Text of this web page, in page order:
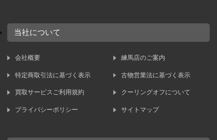
当社について
会社概要 練馬店のご案内
特定商取引法に基づく表示 古物営業法に基づく表示
買取サービスご利用規約 クーリングオフについて
プライバシーポリシー サイトマップ